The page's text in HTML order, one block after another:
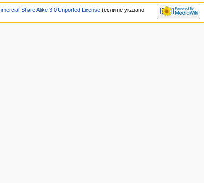
Share Alike 3.0 Unported License(если не указано